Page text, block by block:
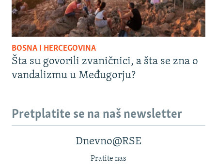
BOSNA I HERCEGOVINA
Šta su govorili zvaničnici, a šta se zna o
vandalizmu u Međugorju?
Pretplatite se na naš newsletter
Dnevno@RSE
Pratite nas